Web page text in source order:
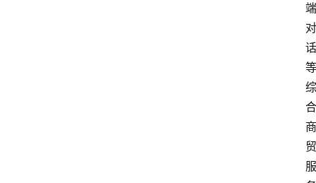
端
对
话
等
综
合
商
贸
服